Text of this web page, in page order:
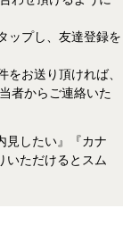
ップし、友達登録を
をお送り頂ければ、
者からご連絡いた
したい』『カナ
いただけるとスム